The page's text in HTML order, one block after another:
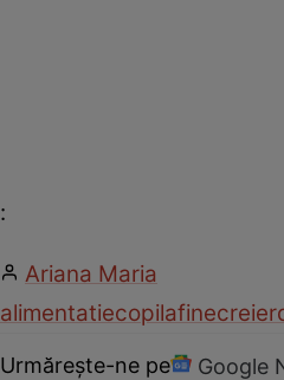
:
Ariana Maria
alimentatiecopilafinecreier
Urmărește-ne pe Google